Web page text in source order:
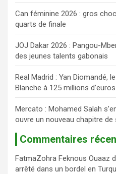
h
e
r
Can féminine 2026 : gros
quarts de finale
JOJ Dakar 2026 : Pangou-
des jeunes talents gabonais
Real Madrid : Yan Diomandé,
Blanche à 125 millions d’euros
Mercato : Mohamed Salah
ouvre un nouveau chapitre de
Commentaires
FatmaZohra Feknous Ouaaz
arrêté dans un bordel en